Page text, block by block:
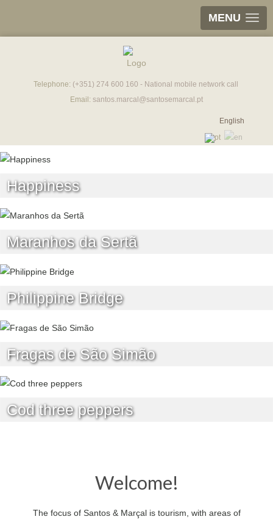
MENU
Telephone: (+351) 274 600 160 - National mobile network call
Email: santos.marcal@santosemarcal.pt
English
Happiness
Maranhos da Sertã
Philippine Bridge
Fragas de São Simão
Cod three peppers
Welcome!
The focus of Santos & Marçal is tourism, with areas of